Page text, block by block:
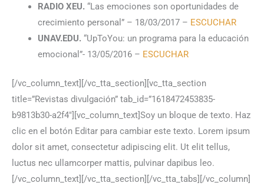
RADIO XEU. “Las emociones son oportunidades de
crecimiento personal” – 18/03/2017 – ESCUCHAR
UNAV.EDU. “UpToYou: un programa para la educación
emocional”- 13/05/2016 – ESCUCHAR
[/vc_column_text][/vc_tta_section][vc_tta_section
title=”Revistas divulgación” tab_id=”1618472453835-
b9813b30-a2f4″][vc_column_text]Soy un bloque de texto. Haz
clic en el botón Editar para cambiar este texto. Lorem ipsum
dolor sit amet, consectetur adipiscing elit. Ut elit tellus,
luctus nec ullamcorper mattis, pulvinar dapibus leo.
[/vc_column_text][/vc_tta_section][/vc_tta_tabs][/vc_column]